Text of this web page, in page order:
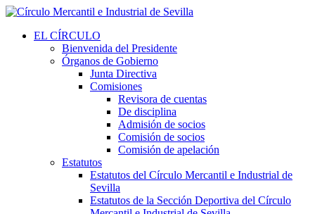
EL CÍRCULO
Bienvenida del Presidente
Órganos de Gobierno
Junta Directiva
Comisiones
Revisora de cuentas
De disciplina
Admisión de socios
Comisión de socios
Comisión de apelación
Estatutos
Estatutos del Círculo Mercantil e Industrial de
Sevilla
Estatutos de la Sección Deportiva del Círculo